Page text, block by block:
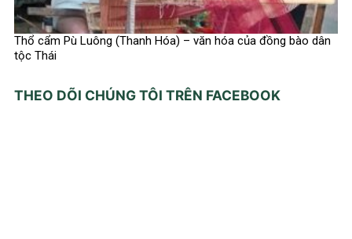
Thổ cẩm Pù Luông (Thanh Hóa) – văn hóa của đồng bào dân
tộc Thái
THEO DÕI CHÚNG TÔI TRÊN FACEBOOK